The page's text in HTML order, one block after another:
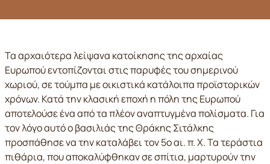
Τα αρχαιότερα λείψανα κατοίκησης της αρχαίας
Ευρωπού εντοπίζονται στις παρυφές του σημερινού
χωριού, σε τούμπα με οικιστικά κατάλοιπα προϊστορικών
χρόνων. Κατά την κλασική εποχή η πόλη της Ευρωπού
αποτελούσε ένα από τα πλέον αναπτυγμένα πολίσματα. Για
τον λόγο αυτό ο βασιλιάς της Θράκης Σιτάλκης
προσπάθησε να την καταλάβει τον 5ο αι. π. Χ. Τα τεράστια
πιθάρια, που αποκαλύφθηκαν σε σπίτια, μαρτυρούν την